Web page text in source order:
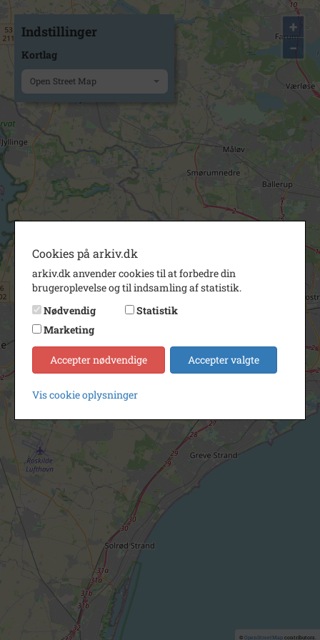
+
−
© OpenStreetMapcontributors.
Indstillinger
Kortlag
Open Street Map
Cookies på arkiv.dk
arkiv.dk anvender cookies til at forbedre din
brugeroplevelse og til indsamling af statistik.
Nødvendig
Statistik
Marketing
Accepter nødvendige Accepter valgte
Vis cookie oplysninger